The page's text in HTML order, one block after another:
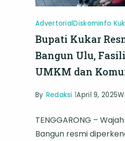
AdvertorialDiskominfo
Bupati Kukar
Bangun Ulu,
UMKM dan
By Redaksi 1April 9, 2025
TENGGARONG –
Bangun resmi